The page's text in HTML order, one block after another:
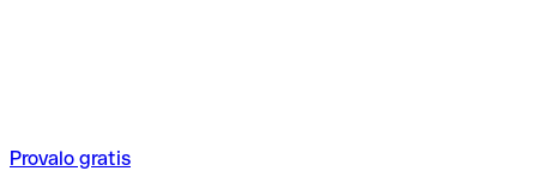
Provalo gratis